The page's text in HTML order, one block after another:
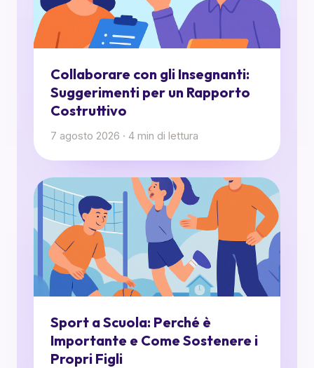
Collaborare con gli Insegnanti:
Suggerimenti per un Rapporto
Costruttivo
7 agosto 2026 · 4 min di lettura
Sport a Scuola: Perché è
Importante e Come Sostenere i
Propri Figli